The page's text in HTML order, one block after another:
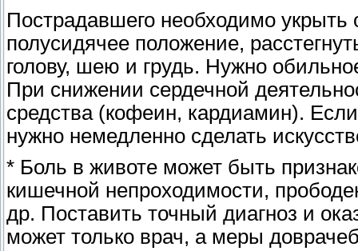
Пострадавшего необходимо
полусидячее положение,
голову, шею и грудь. Нужно
При снижении сердечной
средства (кофеин, кардиамин).
нужно немедленно сделать
* Боль в животе может быть
кишечной непроходимости,
др. Поставить точный диагноз и
может только врач, а меры